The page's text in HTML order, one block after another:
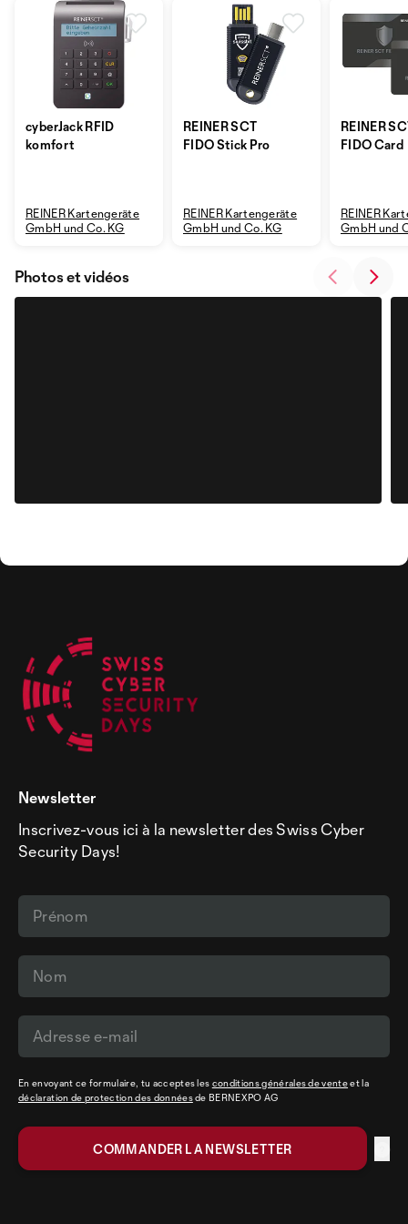
cyberJack RFID
komfort
REINER Kartengeräte
GmbH und Co. KG
REINER SCT
FIDO Stick Pro
REINER Kartengeräte
GmbH und Co. KG
REINER
FIDO Card
REINER
GmbH und
Photos et vidéos
Newsletter
Inscrivez-vous ici à la newsletter des Swiss Cyber
Security Days!
En envoyant ce formulaire, tu acceptes les conditions générales de venteet la
déclaration de protection des donnéesde BERNEXPO AG